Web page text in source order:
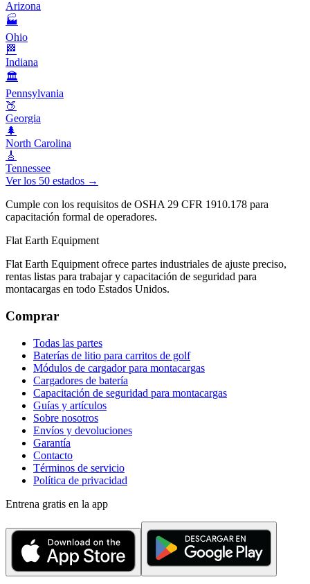
Arizona
🏭
Ohio
🏁
Indiana
🏛️
Pennsylvania
🍑
Georgia
🌲
North Carolina
🎸
Tennessee
Ver los 50 estados →
Cumple con los requisitos de OSHA 29 CFR 1910.178 para
capacitación formal de operadores.
Flat Earth Equipment
Flat Earth Equipment ofrece partes industriales de ajuste preciso,
rentas listas para trabajar y capacitación de seguridad para
montacargas en todo Estados Unidos.
Comprar
Todas las partes
Baterías de litio para carritos de golf
Módulos de cargador para montacargas
Cargadores de batería
Capacitación de seguridad para montacargas
Guías y artículos
Sobre nosotros
Envíos y devoluciones
Garantía
Contacto
Términos de servicio
Política de privacidad
Entrena gratis en la app